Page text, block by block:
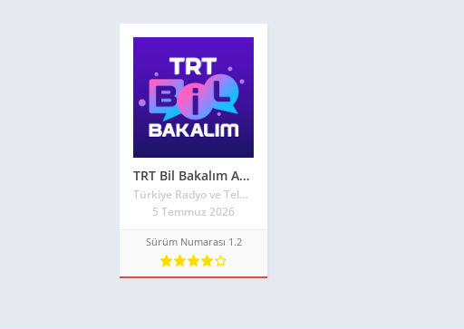
TRT Bil Bakalım APK İndir
Türkiye Radyo ve Televizyon Kurumu
5 Temmuz 2026
Sürüm Numarası 1.2